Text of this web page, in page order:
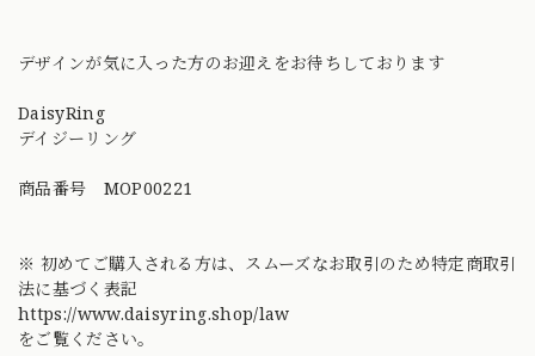
デザインが気に入った方のお迎えをお待ちしております
DaisyRing
デイジーリング
商品番号 MOP00221
※ 初めてご購入される方は、スムーズなお取引のため特定商取引
法に基づく表記
https://www.daisyring.shop/law
をご覧ください。